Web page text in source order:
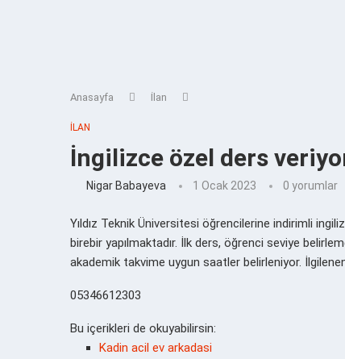
Anasayfa İlan
İLAN
İngilizce özel ders
Nigar Babayeva 1 Ocak 2023 0 yorumlar
Yıldız Teknik Üniversitesi öğrencilerine indirimli
birebir yapılmaktadır. İlk ders, öğrenci seviye
akademik takvime uygun saatler belirleniyor.
05346612303
Bu içerikleri de okuyabilirsin:
Kadin acil ev arkadasi